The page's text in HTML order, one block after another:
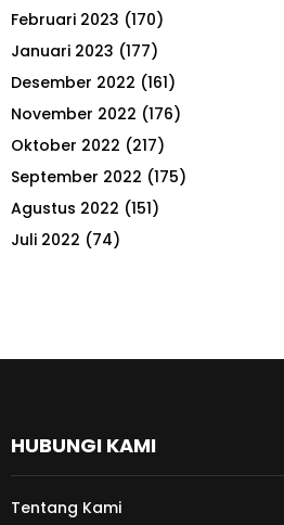
Februari 2023 (170)
Januari 2023 (177)
Desember 2022 (161)
November 2022 (176)
Oktober 2022 (217)
September 2022 (175)
Agustus 2022 (151)
Juli 2022 (74)
HUBUNGI KAMI
Tentang Kami